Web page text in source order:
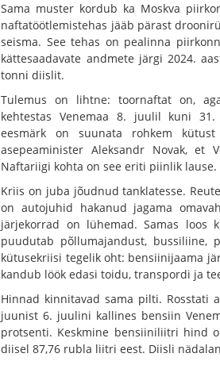
Sama muster kordub ka Moskva
naftatöötlemistehas jääb pärast
seisma. See tehas on pealinna
kättesaadavate andmete järgi 2024.
tonni diislit.
Tulemus on lihtne: toornaftat on,
kehtestas Venemaa 8. juulil kuni
eesmärk on suunata rohkem
asepeaminister Aleksandr Novak, et
Naftariigi kohta on see eriti piinlik lause.
Kriis on juba jõudnud tanklatesse.
on autojuhid hakanud jagama
järjekorrad on lühemad. Samas loos
puudutab põllumajandust, bussiliine,
kütusekriisi tegelik oht: bensiinijaama
kandub löök edasi toidu, transpordi ja
Hinnad kinnitavad sama pilti. Rosstati
juunist 6. juulini kallines bensiin
protsenti. Keskmine bensiiniliitri hind
diisel 87,76 rubla liitri eest. Diisli